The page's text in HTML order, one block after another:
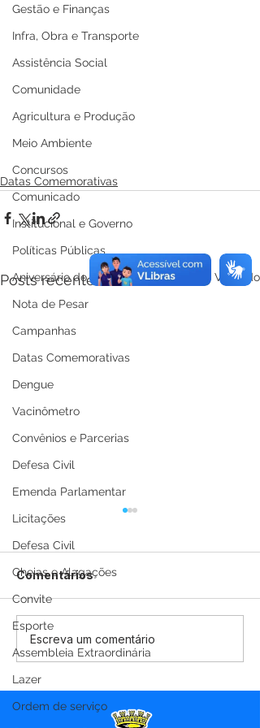
Gestão e Finanças
Infra, Obra e Transporte
Assistência Social
Comunidade
Agricultura e Produção
Meio Ambiente
Concursos
Comunicado
Institucional e Governo
Políticas Públicas
Aniversário do Município
Nota de Pesar
Campanhas
Datas Comemorativas
Dengue
Vacinômetro
Convênios e Parcerias
Defesa Civil
Emenda Parlamentar
Licitações
Defesa Civil
Cheias e Alagações
Convite
Esporte
Assembleia Extraordinária
Lazer
Ordem de serviço
Datas Comemorativas
Posts recentes Ver tudo
12 de junho: Feliz Dia
dos Namorados!
Comentários
Escreva um comentário